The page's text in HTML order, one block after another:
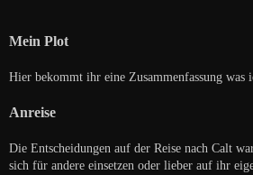
Mein Plot
Hier bekommt ihr eine Zusammenfassung
Anreise
Die Entscheidungen auf der Reise nach Calt
sich für andere einsetzen oder lieber auf ihr